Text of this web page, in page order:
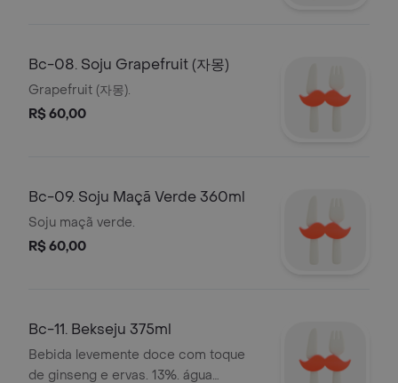
Bc-08. Soju Grapefruit (자몽)
Grapefruit (자몽).
R$ 60,00
Bc-09. Soju Maçã Verde 360ml
Soju maçã verde.
R$ 60,00
Bc-11. Bekseju 375ml
Bebida levemente doce com toque
de ginseng e ervas. 13%. água